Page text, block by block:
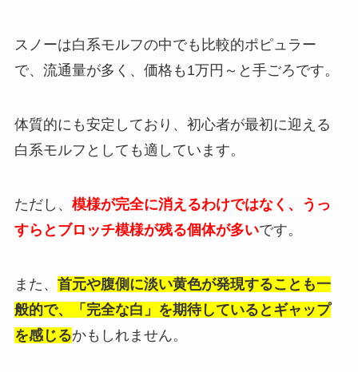
スノーは白系モルフの中でも比較的ポピュラー
で、流通量が多く、価格も1万円～と手ごろです。
体質的にも安定しており、初心者が最初に迎える
白系モルフとしても適しています。
ただし、 模様が完全に消えるわけではなく、うっ
すらとブロッチ模様が残る個体が多いです。
また、 首元や腹側に淡い黄色が発現することも一
般的で、「完全な白」を期待しているとギャップ
を感じるかもしれません。